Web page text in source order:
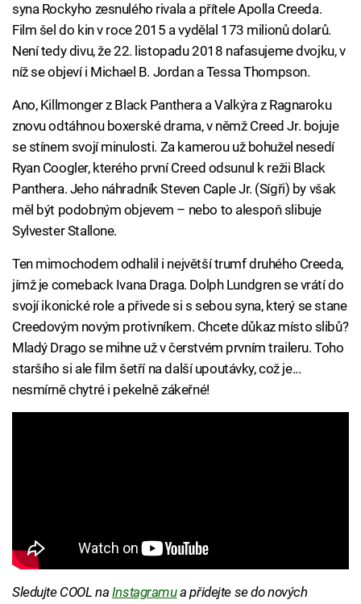
syna Rockyho zesnulého rivala a přítele Apolla Creeda.
Film šel do kin v roce 2015 a vydělal 173 milionů dolarů.
Není tedy divu, že 22. listopadu 2018 nafasujeme dvojku, v
níž se objeví i Michael B. Jordan a Tessa Thompson.
Ano, Killmonger z Black Panthera a Valkýra z Ragnaroku
znovu odtáhnou boxerské drama, v němž Creed Jr. bojuje
se stínem svojí minulosti. Za kamerou už bohužel nesedí
Ryan Coogler, kterého první Creed odsunul k režii Black
Panthera. Jeho náhradník Steven Caple Jr. (Sígři) by však
měl být podobným objevem – nebo to alespoň slibuje
Sylvester Stallone.
Ten mimochodem odhalil i největší trumf druhého Creeda,
jímž je comeback Ivana Draga. Dolph Lundgren se vrátí do
svojí ikonické role a přivede si s sebou syna, který se stane
Creedovým novým protivníkem. Chcete důkaz místo slibů?
Mladý Drago se mihne už v čerstvém prvním traileru. Toho
staršího si ale film šetří na další upoutávky, což je...
nesmírně chytré i pekelně zákeřné!
Sledujte COOL na Instagramua přidejte se do nových